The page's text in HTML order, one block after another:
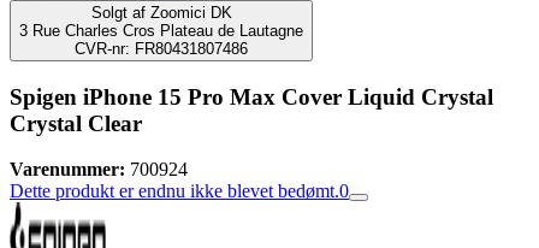
Solgt af Zoomici DK
3 Rue Charles Cros Plateau de Lautagne
CVR-nr: FR80431807486
Spigen iPhone 15 Pro Max Cover Liquid Crystal
Crystal Clear
Varenummer: 700924
Dette produkt er endnu ikke blevet bedømt.0